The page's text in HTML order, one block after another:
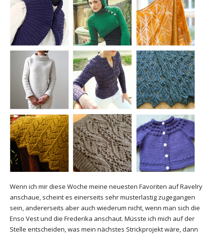
Wenn ich mir diese Woche meine neuesten Favoriten auf Ravelry
anschaue, scheint es einerseits sehr musterlastig zugegangen
sein, andererseits aber auch wiederum nicht, wenn man sich die
Enso Vest und die Frederika anschaut. Müsste ich mich auf der
Stelle entscheiden, was mein nächstes Strickprojekt wäre, dann